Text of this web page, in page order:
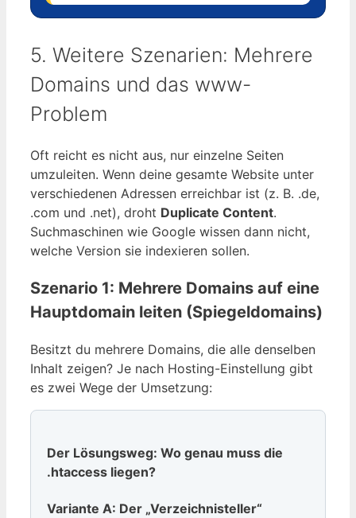
5. Weitere Szenarien: Mehrere
Domains und das www-
Problem
Oft reicht es nicht aus, nur einzelne Seiten
umzuleiten. Wenn deine gesamte Website unter
verschiedenen Adressen erreichbar ist (z. B. .de,
.com und .net), droht Duplicate Content.
Suchmaschinen wie Google wissen dann nicht,
welche Version sie indexieren sollen.
Szenario 1: Mehrere Domains auf eine
Hauptdomain leiten (Spiegeldomains)
Besitzt du mehrere Domains, die alle denselben
Inhalt zeigen? Je nach Hosting-Einstellung gibt
es zwei Wege der Umsetzung:
Der Lösungsweg: Wo genau muss die
.htaccess liegen?
Variante A: Der „Verzeichnisteller“